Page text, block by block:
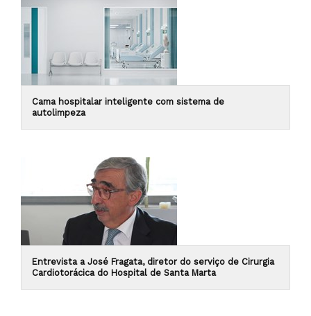
Cama hospitalar inteligente com sistema de
autolimpeza
Entrevista a José Fragata, diretor do serviço de Cirurgia
Cardiotorácica do Hospital de Santa Marta